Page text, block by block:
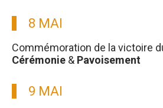
8 MAI
Commémoration de la victoire
Cérémonie & Pavoisement
9 MAI